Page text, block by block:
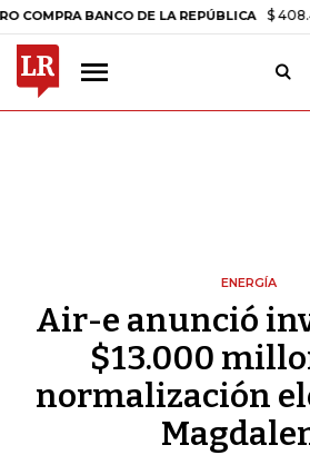
BANCO DE LA REPÚBLICA $ 408.498,97
ENERGÍA
Air-e anunció
$13.000
normalización